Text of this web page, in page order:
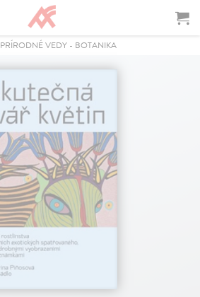
PRÍRODNÉ VEDY- BOTANIKA